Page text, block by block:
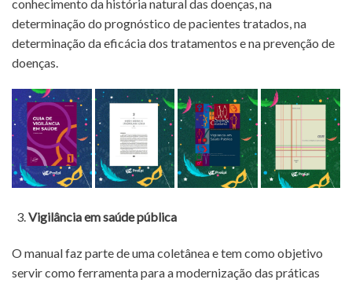
conhecimento da história natural das doenças, na
determinação do prognóstico de pacientes tratados, na
determinação da eficácia dos tratamentos e na prevenção de
doenças.
Vigilância em saúde pública
O manual faz parte de uma coletânea e tem como objetivo
servir como ferramenta para a modernização das práticas